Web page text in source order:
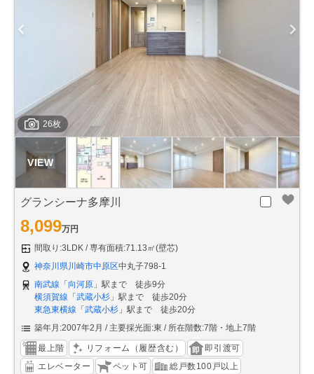
26枚
グランシーナ多摩川
8,099万円
間取り:3LDK
専有面積:71.13㎡(壁芯)
神奈川県川崎市中原区中丸子798-1
南武線 「 向河原 」駅まで 徒歩9分
横須賀線 「 武蔵小杉 」駅まで 徒歩20分
東急東横線 「 武蔵小杉 」駅まで 徒歩20分
築年月:2007年2月
主要採光面:東 所在階数:7階・地上7階
最上階 リフォーム（履歴含む）
即引渡可
エレベーター
ペット可
総戸数100戸以上